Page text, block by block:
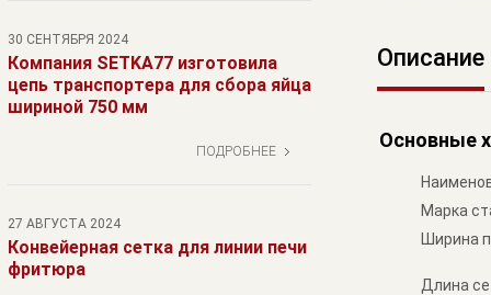
30 СЕНТЯБРЯ 2024
Компания SETKA77 изготовила
цепь транспортера для сбора яйца
шириной 750 мм
ПОДРОБНЕЕ
27 АВГУСТА 2024
Конвейерная сетка для линии печи
фритюра
Описание
Основные
Марка
Ширина
Длина